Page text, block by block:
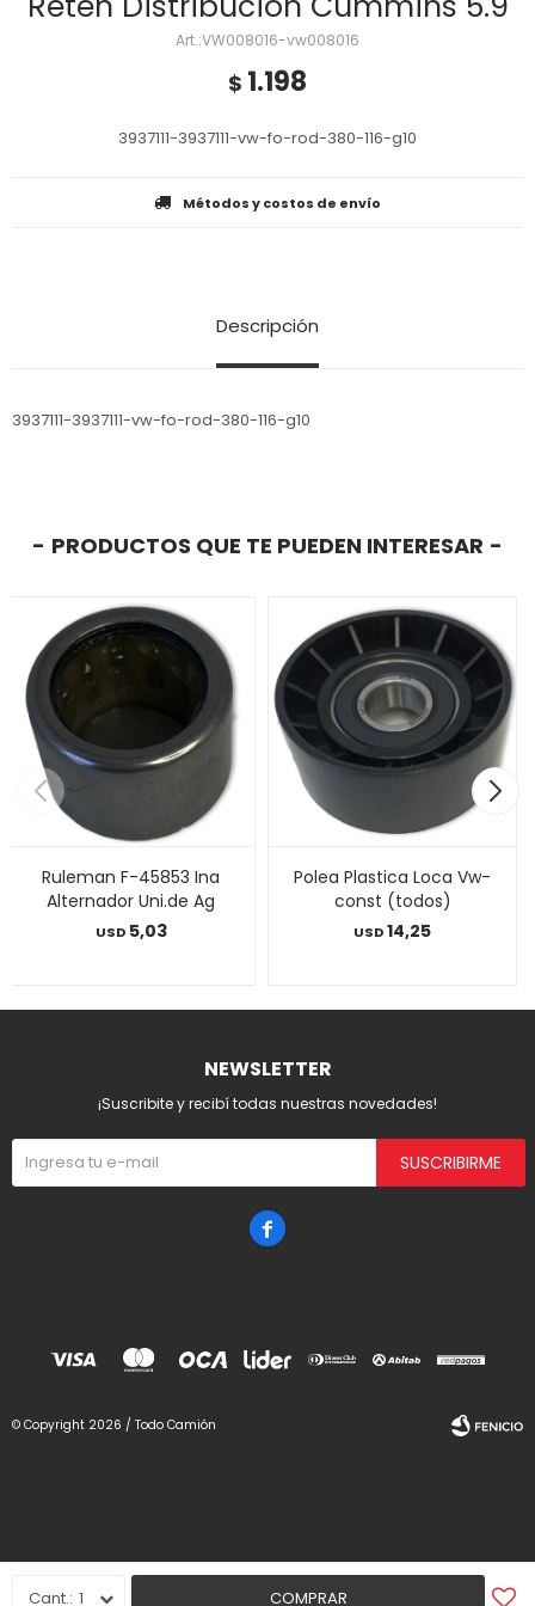
VW008016-vw008016
$ 1.198
3937111-3937111-vw-fo-rod-380-116-g10
1 COMPRAR
Métodos y costos de envío
Descripción
3937111-3937111-vw-fo-rod-380-116-g10
PRODUCTOS QUE TE PUEDEN INTERESAR
Ruleman F-45853 Ina
Alternador Uni.de Ag
USD 5,03
Polea Plastica Loca Vw-
const (todos)
USD14,25
NEWSLETTER
¡Suscribite y recibí todas nuestras novedades!
SUSCRIBIRME

© Copyright 2026 / Todo Camión
Fenicio